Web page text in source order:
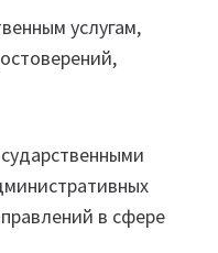
услугам,
в сфере